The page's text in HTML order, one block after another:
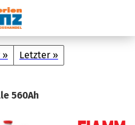
»
Letzter »
560Ah